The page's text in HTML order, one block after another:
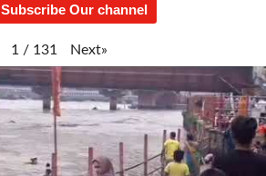
Subscribe Our channel
1 / 131 Next»